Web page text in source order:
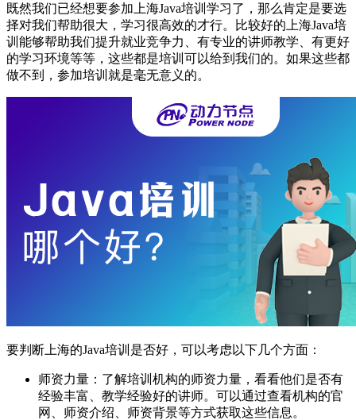
既然我们已经想要参加上海Java培训学习了，那么肯定是要选
择对我们帮助很大，学习很高效的才行。比较好的上海Java培
训能够帮助我们提升就业竞争力、有专业的讲师教学、有更好
的学习环境等等，这些都是培训可以给到我们的。如果这些都
做不到，参加培训就是毫无意义的。
要判断上海的Java培训是否好，可以考虑以下几个方面：
师资力量：了解培训机构的师资力量，看看他们是否有
经验丰富、教学经验好的讲师。可以通过查看机构的官
网、师资介绍、师资背景等方式获取这些信息。